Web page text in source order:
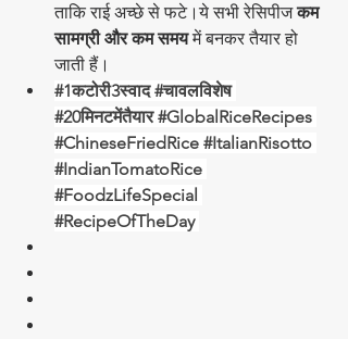
ताकि राई अच्छे से फटे।ये सभी रेसिपीज कम
सामग्री और कम समय में बनकर तैयार हो
जाती हैं।
#1कटोरी3स्वाद #चावलविशेष
#20मिनटमेंतैयार #GlobalRiceRecipes
#ChineseFriedRice #ItalianRisotto
#IndianTomatoRice
#FoodzLifeSpecial
#RecipeOfTheDay